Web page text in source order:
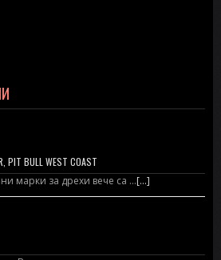
PIT BULL WEST COAST
марки за дрехи вече са …[...]